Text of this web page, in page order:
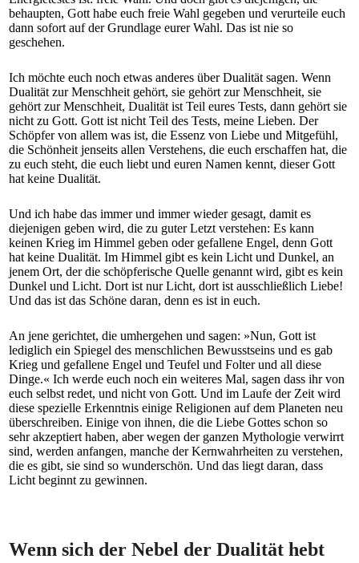
behaupten, Gott habe euch freie Wahl gegeben und verurteile euch
dann sofort auf der Grundlage eurer Wahl. Das ist nie so
geschehen.
Ich möchte euch noch etwas anderes über Dualität sagen. Wenn
Dualität zur Menschheit gehört, sie gehört zur Menschheit, sie
gehört zur Menschheit, Dualität ist Teil eures Tests, dann gehört sie
nicht zu Gott. Gott ist nicht Teil des Tests, meine Lieben. Der
Schöpfer von allem was ist, die Essenz von Liebe und Mitgefühl,
die Schönheit jenseits allen Verstehens, die euch erschaffen hat, die
zu euch steht, die euch liebt und euren Namen kennt, dieser Gott
hat keine Dualität.
Und ich habe das immer und immer wieder gesagt, damit es
diejenigen geben wird, die zu guter Letzt verstehen: Es kann
keinen Krieg im Himmel geben oder gefallene Engel, denn Gott
hat keine Dualität. Im Himmel gibt es kein Licht und Dunkel, an
jenem Ort, der die schöpferische Quelle genannt wird, gibt es kein
Dunkel und Licht. Dort ist nur Licht, dort ist ausschließlich Liebe!
Und das ist das Schöne daran, denn es ist in euch.
An jene gerichtet, die umhergehen und sagen: »Nun, Gott ist
lediglich ein Spiegel des menschlichen Bewusstseins und es gab
Krieg und gefallene Engel und Teufel und Folter und all diese
Dinge.« Ich werde euch noch ein weiteres Mal, sagen dass ihr von
euch selbst redet, und nicht von Gott. Und im Laufe der Zeit wird
diese spezielle Erkenntnis einige Religionen auf dem Planeten neu
überschreiben. Einige von ihnen, die die Liebe Gottes schon so
sehr akzeptiert haben, aber wegen der ganzen Mythologie verwirrt
sind, werden anfangen, manche der Kernwahrheiten zu verstehen,
die es gibt, sie sind so wunderschön. Und das liegt daran, dass
Licht beginnt zu gewinnen.
Wenn sich der Nebel der Dualität hebt